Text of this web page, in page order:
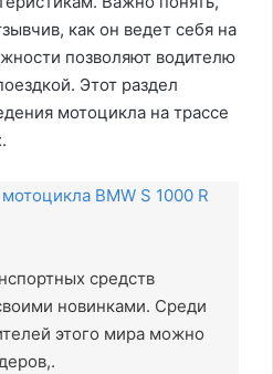
как он ведет себя на
позволяют водителю
Этот раздел
мотоцикла на трассе
BMW S 1000 R
средств
новинками. Среди
этого мира можно